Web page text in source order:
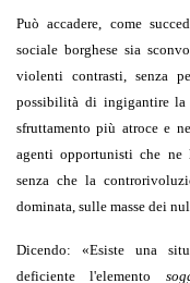
Può accadere, come
sociale borghese sia
violenti contrasti, senza
possibilità di ingigantire la
sfruttamento più atroce e
agenti opportunisti che ne
senza che la
dominata, sulle masse dei
Dicendo: «Esiste una
deficiente l'elemento